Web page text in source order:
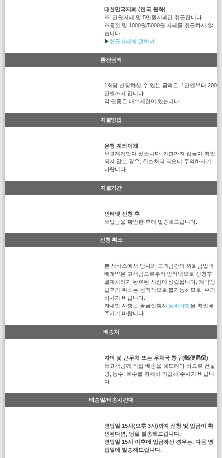
대한민국지폐 (한국 원화)
※1만원지폐 및 5만원지폐만 취급합니다.
※동전 및 1000원/5000원 지페를 취급하지 않
습니다.
▶취급지폐에 관하여
환전금액
1회당 신청하실 수 있는 금액은, 1만엔부터 200
만엔까지 입니다.
각 권종은 매수제한이 있습니다.
지불방법
은행 계좌이체
※결제기한이 있습니다. 기한까지 입금이 확인
되지 않는 경우, 취소처리 되오니 주의하시기
바랍니다.
지불기간
인터넷 신청 후
※입금을 확인한 후에 발송해드립니다.
신청 취소
본 서비스에서 당사와 고객님간의 외화금입택
배계약은 고객님으로부터 인터넷으로 신청후
결제처리가 완료된 시점에 성립됩니다. 계약성
립후의 취소는 원칙적으로 불가능하므로, 주의
하시기 바랍니다.
자세한 사항은 송금신청시 동의사항을 확인해
주시기 바랍니다.
배송처
자택 및 근무처 또는 우체국 창구(郵便局留)
※고객님께 직접 배송을 해드려야 하므로 건물
명, 동수, 호수를 자세히 기입해 주시기 바랍니
다.
배송일/배송시간대
영업일 15시(오후 3시)까지 신청 및 입금이 확
인된다면, 당일 발송해드립니다.
영업일 15시 이후에 입금하신 경우는, 다음 영
업일에 발송해드립니다.